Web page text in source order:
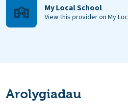
My Local School
View this provider on My
Arolygiadau